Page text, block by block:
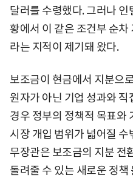
달러를 수령했다. 그러나
황에서 이 같은 조건부 순
라는 지적이 제기돼 왔다.
보조금이 현금에서 지분으
원자가 아닌 기업 성과와
경우 정부의 정책적 목표와
시장 개입 범위가 넓어질 수
무장관은 보조금의 지분 전
돌려줄 수 있는 새로운 정